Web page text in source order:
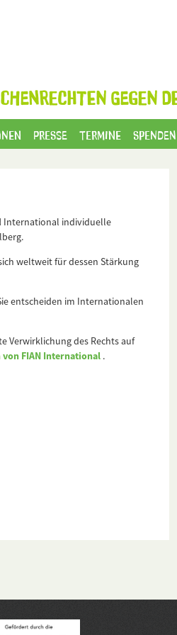
GEGEN
Presse Termine Spenden
International individuelle
weltweit für dessen Stärkung
entscheiden im Internationalen
Verwirklichung des Rechts auf
FIAN International .